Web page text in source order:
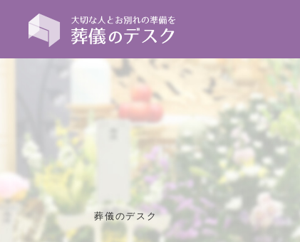
葬儀のデスク